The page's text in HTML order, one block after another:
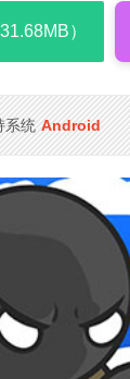
）
系统 Android